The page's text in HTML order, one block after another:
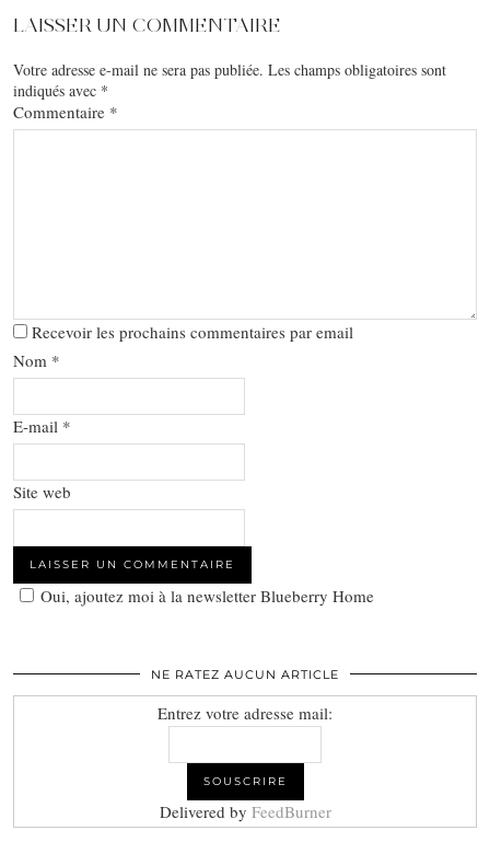
LAISSER UN COMMENTAIRE
Votre adresse e-mail ne sera pas publiée. Les champs obligatoires sont
indiqués avec *
Commentaire *
Recevoir les prochains commentaires par email
Nom *
E-mail *
Site web
Oui, ajoutez moi à la newsletter Blueberry Home
NE RATEZ AUCUN ARTICLE
Entrez votre adresse mail:
Delivered by FeedBurner